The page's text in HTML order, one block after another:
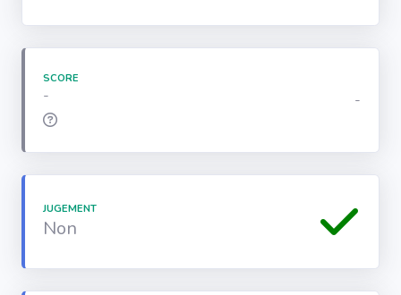
SCORE
- -
JUGEMENT
Non